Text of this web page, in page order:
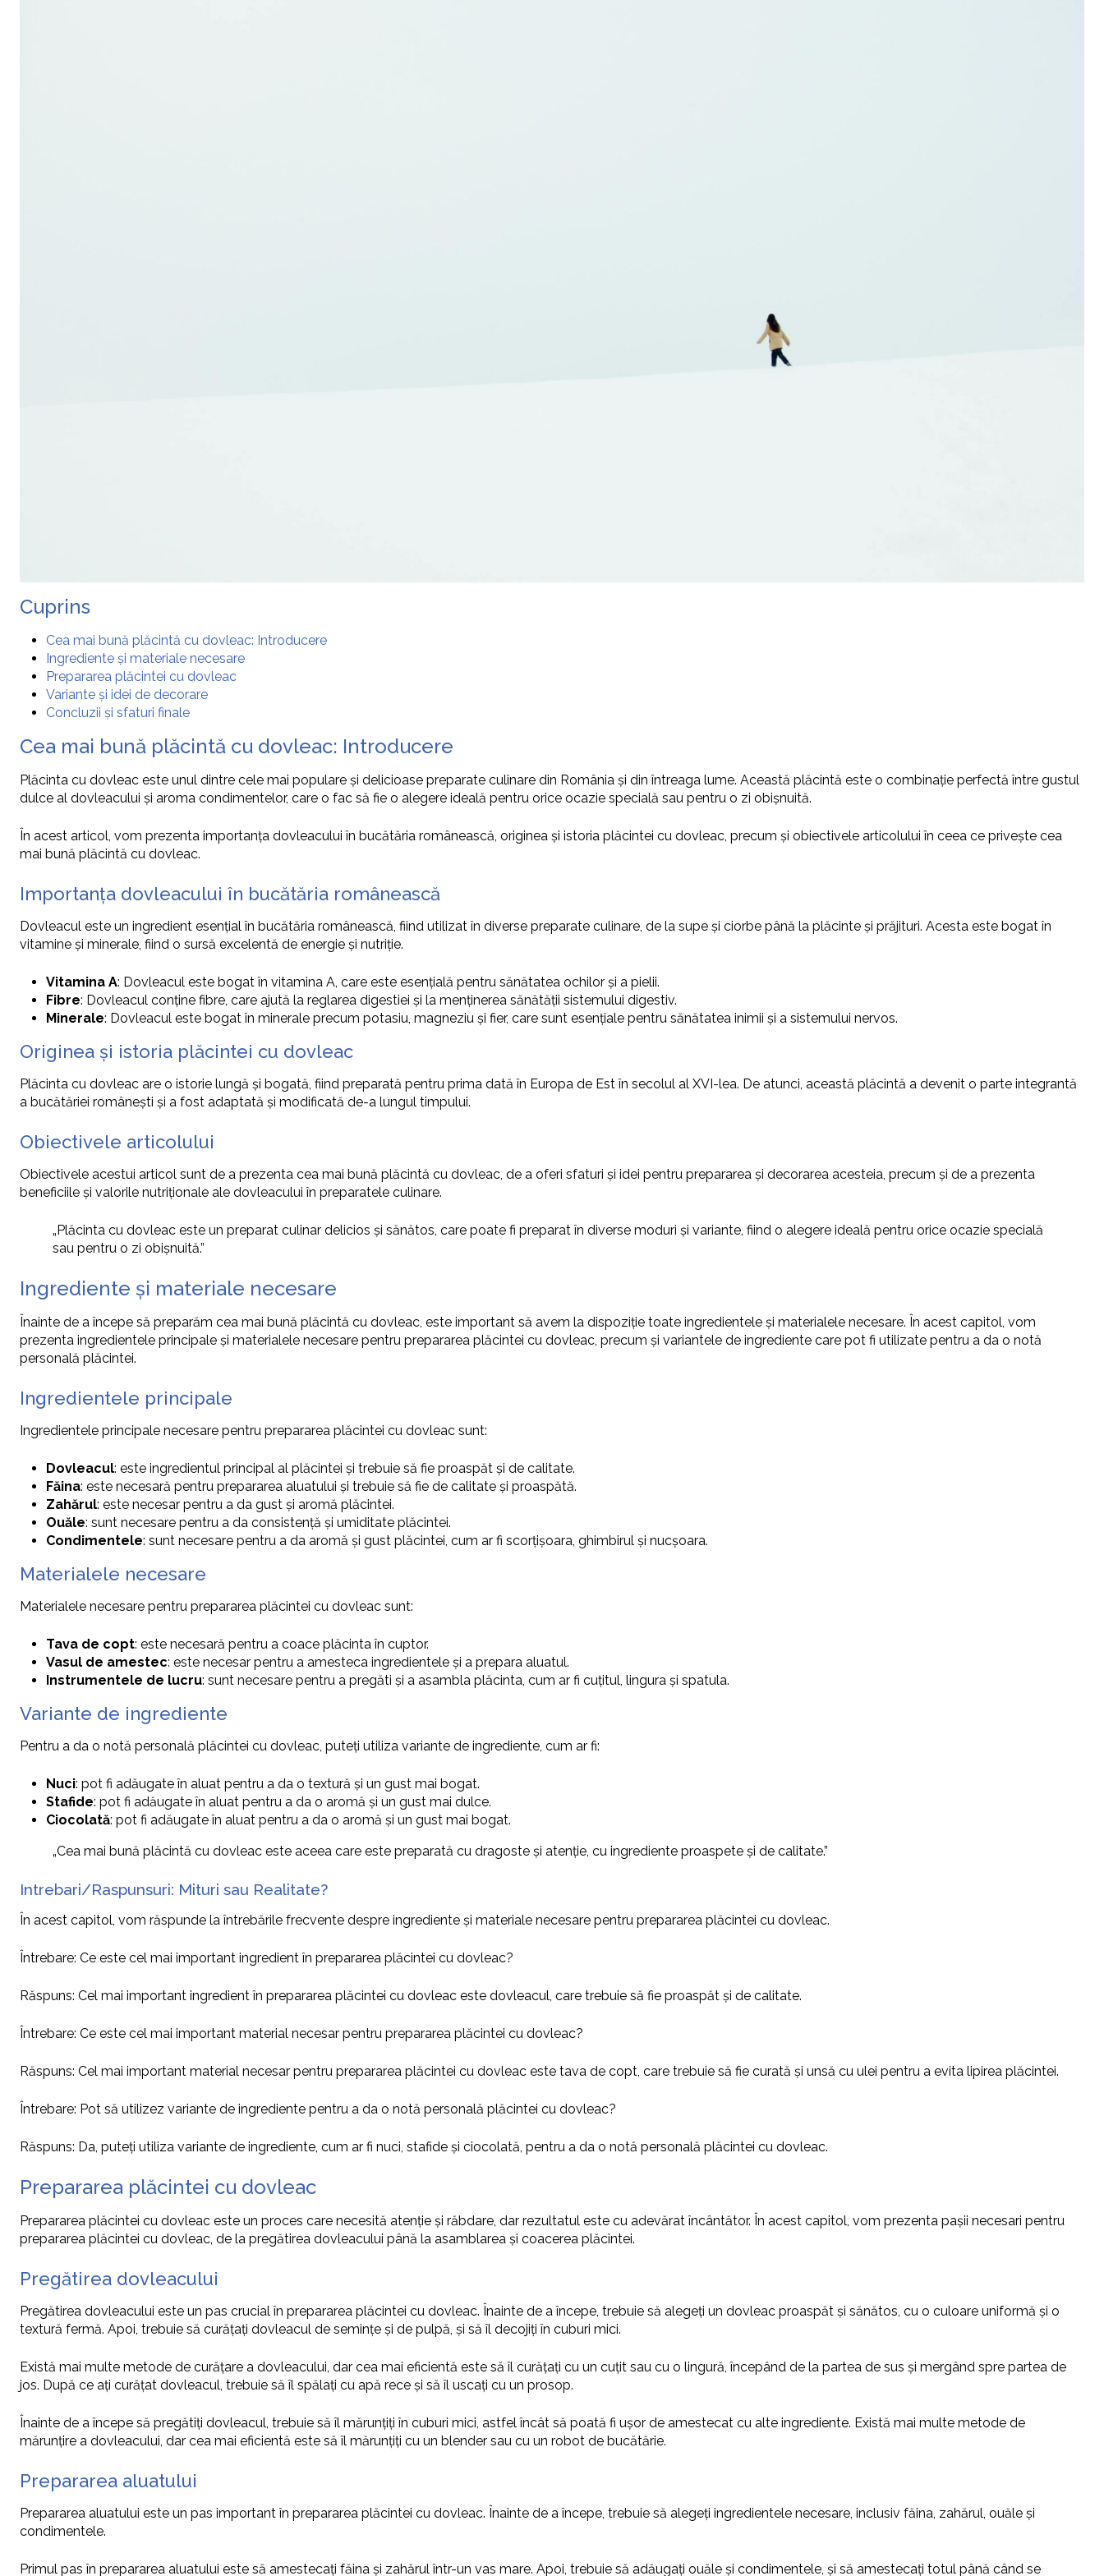
Cuprins
Cea mai bună plăcintă cu dovleac: Introducere
Ingrediente și materiale necesare
Prepararea plăcintei cu dovleac
Variante și idei de decorare
Concluzii și sfaturi finale
Cea mai bună plăcintă cu dovleac: Introducere
Plăcinta cu dovleac este unul dintre cele mai populare și delicioase preparate culinare din România și din întreaga lume. Această plăcintă este o combinație perfectă între gustul
dulce al dovleacului și aroma condimentelor, care o fac să fie o alegere ideală pentru orice ocazie specială sau pentru o zi obișnuită.
În acest articol, vom prezenta importanța dovleacului în bucătăria românească, originea și istoria plăcintei cu dovleac, precum și obiectivele articolului în ceea ce privește cea
mai bună plăcintă cu dovleac.
Importanța dovleacului în bucătăria românească
Dovleacul este un ingredient esențial în bucătăria românească, fiind utilizat în diverse preparate culinare, de la supe și ciorbe până la plăcinte și prăjituri. Acesta este bogat în
vitamine și minerale, fiind o sursă excelentă de energie și nutriție.
Vitamina A: Dovleacul este bogat în vitamina A, care este esențială pentru sănătatea ochilor și a pielii.
Fibre: Dovleacul conține fibre, care ajută la reglarea digestiei și la menținerea sănătății sistemului digestiv.
Minerale: Dovleacul este bogat în minerale precum potasiu, magneziu și fier, care sunt esențiale pentru sănătatea inimii și a sistemului nervos.
Originea și istoria plăcintei cu dovleac
Plăcinta cu dovleac are o istorie lungă și bogată, fiind preparată pentru prima dată în Europa de Est în secolul al XVI-lea. De atunci, această plăcintă a devenit o parte integrantă
a bucătăriei românești și a fost adaptată și modificată de-a lungul timpului.
Obiectivele articolului
Obiectivele acestui articol sunt de a prezenta cea mai bună plăcintă cu dovleac, de a oferi sfaturi și idei pentru prepararea și decorarea acesteia, precum și de a prezenta
beneficiile și valorile nutriționale ale dovleacului în preparatele culinare.
„Plăcinta cu dovleac este un preparat culinar delicios și sănătos, care poate fi preparat în diverse moduri și variante, fiind o alegere ideală pentru orice ocazie specială
sau pentru o zi obișnuită.”
Ingrediente și materiale necesare
Înainte de a începe să preparăm cea mai bună plăcintă cu dovleac, este important să avem la dispoziție toate ingredientele și materialele necesare. În acest capitol, vom
prezenta ingredientele principale și materialele necesare pentru prepararea plăcintei cu dovleac, precum și variantele de ingrediente care pot fi utilizate pentru a da o notă
personală plăcintei.
Ingredientele principale
Ingredientele principale necesare pentru prepararea plăcintei cu dovleac sunt:
Dovleacul: este ingredientul principal al plăcintei și trebuie să fie proaspăt și de calitate.
Făina: este necesară pentru prepararea aluatului și trebuie să fie de calitate și proaspătă.
Zahărul: este necesar pentru a da gust și aromă plăcintei.
Ouăle: sunt necesare pentru a da consistență și umiditate plăcintei.
Condimentele: sunt necesare pentru a da aromă și gust plăcintei, cum ar fi scorțișoara, ghimbirul și nucșoara.
Materialele necesare
Materialele necesare pentru prepararea plăcintei cu dovleac sunt:
Tava de copt: este necesară pentru a coace plăcinta în cuptor.
Vasul de amestec: este necesar pentru a amesteca ingredientele și a prepara aluatul.
Instrumentele de lucru: sunt necesare pentru a pregăti și a asambla plăcinta, cum ar fi cuțitul, lingura și spatula.
Variante de ingrediente
Pentru a da o notă personală plăcintei cu dovleac, puteți utiliza variante de ingrediente, cum ar fi:
Nuci: pot fi adăugate în aluat pentru a da o textură și un gust mai bogat.
Stafide: pot fi adăugate în aluat pentru a da o aromă și un gust mai dulce.
Ciocolată: pot fi adăugate în aluat pentru a da o aromă și un gust mai bogat.
„Cea mai bună plăcintă cu dovleac este aceea care este preparată cu dragoste și atenție, cu ingrediente proaspete și de calitate.”
Intrebari/Raspunsuri: Mituri sau Realitate?
În acest capitol, vom răspunde la întrebările frecvente despre ingrediente și materiale necesare pentru prepararea plăcintei cu dovleac.
Întrebare: Ce este cel mai important ingredient în prepararea plăcintei cu dovleac?
Răspuns: Cel mai important ingredient în prepararea plăcintei cu dovleac este dovleacul, care trebuie să fie proaspăt și de calitate.
Întrebare: Ce este cel mai important material necesar pentru prepararea plăcintei cu dovleac?
Răspuns: Cel mai important material necesar pentru prepararea plăcintei cu dovleac este tava de copt, care trebuie să fie curată și unsă cu ulei pentru a evita lipirea plăcintei.
Întrebare: Pot să utilizez variante de ingrediente pentru a da o notă personală plăcintei cu dovleac?
Răspuns: Da, puteți utiliza variante de ingrediente, cum ar fi nuci, stafide și ciocolată, pentru a da o notă personală plăcintei cu dovleac.
Prepararea plăcintei cu dovleac
Prepararea plăcintei cu dovleac este un proces care necesită atenție și răbdare, dar rezultatul este cu adevărat încântător. În acest capitol, vom prezenta pașii necesari pentru
prepararea plăcintei cu dovleac, de la pregătirea dovleacului până la asamblarea și coacerea plăcintei.
Pregătirea dovleacului
Pregătirea dovleacului este un pas crucial în prepararea plăcintei cu dovleac. Înainte de a începe, trebuie să alegeți un dovleac proaspăt și sănătos, cu o culoare uniformă și o
textură fermă. Apoi, trebuie să curățați dovleacul de semințe și de pulpă, și să îl decojiți în cuburi mici.
Există mai multe metode de curățare a dovleacului, dar cea mai eficientă este să îl curățați cu un cuțit sau cu o lingură, începând de la partea de sus și mergând spre partea de
jos. După ce ați curățat dovleacul, trebuie să îl spălați cu apă rece și să îl uscați cu un prosop.
Înainte de a începe să pregătiți dovleacul, trebuie să îl mărunțiți în cuburi mici, astfel încât să poată fi ușor de amestecat cu alte ingrediente. Există mai multe metode de
mărunțire a dovleacului, dar cea mai eficientă este să îl mărunțiți cu un blender sau cu un robot de bucătărie.
Prepararea aluatului
Prepararea aluatului este un pas important în prepararea plăcintei cu dovleac. Înainte de a începe, trebuie să alegeți ingredientele necesare, inclusiv făina, zahărul, ouăle și
condimentele.
Primul pas în prepararea aluatului este să amestecați făina și zahărul într-un vas mare. Apoi, trebuie să adăugați ouăle și condimentele, și să amestecați totul până când se